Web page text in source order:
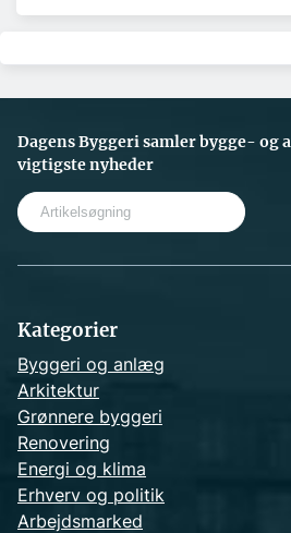
Dagens Byggeri samler bygge- og
vigtigste nyheder
Kategorier
Byggeri og anlæg
Arkitektur
Grønnere byggeri
Renovering
Energi og klima
Erhverv og politik
Arbejdsmarked